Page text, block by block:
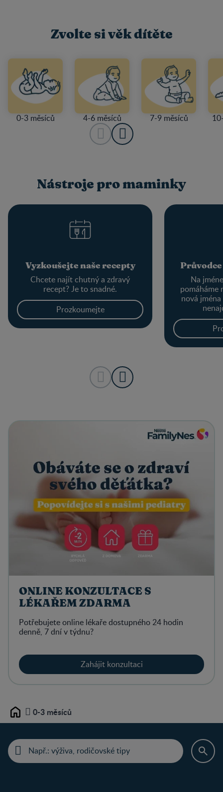
Zvolte si věk dítěte
0-3 měsíců 4-6 měsíců 7-9 měsíců
Nástroje pro maminky
Vyzkoušejte naše recepty
Chcete najít chutný a zdravý
recept? Je to snadné.
Prozkoumejte
Na
pomáháme
nová
ONLINE KONZULTACE S
LÉKAŘEM ZDARMA
Potřebujete online lékaře dostupného 24 hodin
denně, 7 dní v týdnu?
Zahájit konzultaci
Home 0-3 měsíců